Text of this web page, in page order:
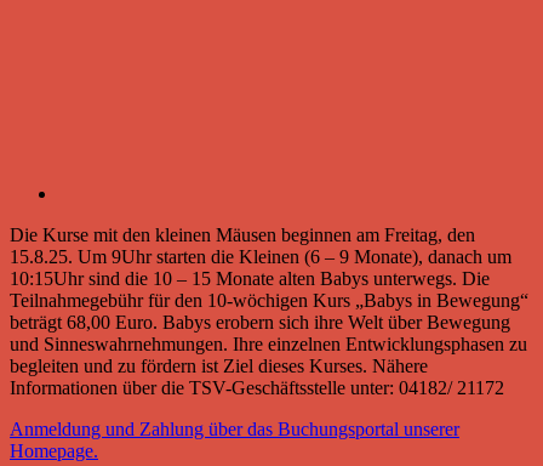
Die Kurse mit den kleinen Mäusen beginnen am Freitag, den
15.8.25. Um 9Uhr starten die Kleinen (6 – 9 Monate), danach um
10:15Uhr sind die 10 – 15 Monate alten Babys unterwegs. Die
Teilnahmegebühr für den 10-wöchigen Kurs „Babys in Bewegung“
beträgt 68,00 Euro. Babys erobern sich ihre Welt über Bewegung
und Sinneswahrnehmungen. Ihre einzelnen Entwicklungsphasen zu
begleiten und zu fördern ist Ziel dieses Kurses. Nähere
Informationen über die TSV-Geschäftsstelle unter: 04182/ 21172
Anmeldung und Zahlung über das Buchungsportal unserer
Homepage.